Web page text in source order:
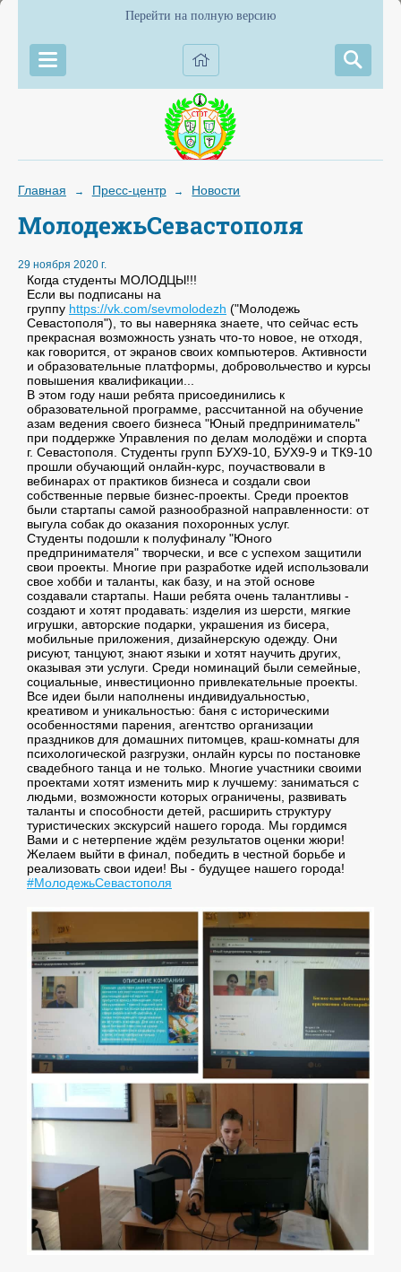
Перейти на полную версию
Главная → Пресс-центр → Новости
МолодежьСевастополя
29 ноября 2020 г.
Когда студенты МОЛОДЦЫ!!!
Если вы подписаны на
группу https://vk.com/sevmolodezh ("Молодежь
Севастополя"), то вы наверняка знаете, что сейчас есть
прекрасная возможность узнать что-то новое, не отходя,
как говорится, от экранов своих компьютеров. Активности
и образовательные платформы, добровольчество и курсы
повышения квалификации...
В этом году наши ребята присоединились к
образовательной программе, рассчитанной на обучение
азам ведения своего бизнеса "Юный предприниматель"
при поддержке Управления по делам молодёжи и спорта
г. Севастополя. Студенты групп БУХ9-10, БУХ9-9 и ТК9-10
прошли обучающий онлайн-курс, поучаствовали в
вебинарах от практиков бизнеса и создали свои
собственные первые бизнес-проекты. Среди проектов
были стартапы самой разнообразной направленности: от
выгула собак до оказания похоронных услуг.
Студенты подошли к полуфиналу "Юного
предпринимателя" творчески, и все с успехом защитили
свои проекты. Многие при разработке идей использовали
свое хобби и таланты, как базу, и на этой основе
создавали стартапы. Наши ребята очень талантливы -
создают и хотят продавать: изделия из шерсти, мягкие
игрушки, авторские подарки, украшения из бисера,
мобильные приложения, дизайнерскую одежду. Они
рисуют, танцуют, знают языки и хотят научить других,
оказывая эти услуги. Среди номинаций были семейные,
социальные, инвестиционно привлекательные проекты.
Все идеи были наполнены индивидуальностью,
креативом и уникальностью: баня с историческими
особенностями парения, агентство организации
праздников для домашних питомцев, краш-комнаты для
психологической разгрузки, онлайн курсы по постановке
свадебного танца и не только. Многие участники своими
проектами хотят изменить мир к лучшему: заниматься с
людьми, возможности которых ограничены, развивать
таланты и способности детей, расширить структуру
туристических экскурсий нашего города. Мы гордимся
Вами и с нетерпение ждём результатов оценки жюри!
Желаем выйти в финал, победить в честной борьбе и
реализовать свои идеи! Вы - будущее нашего города!
#МолодежьСевастополя